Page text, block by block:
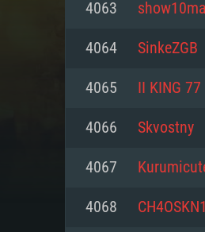
4063
4064 SinkeZGB
4065 II KING
4066 Skvostny
4067
4068